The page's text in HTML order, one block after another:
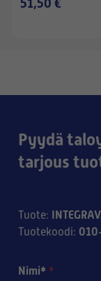
Pyydä
tarjous
Tuote:
Tuotekoodi:
Nimi* *